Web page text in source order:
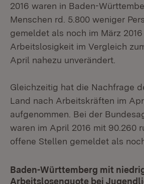
2016 waren in Baden-
Menschen rd. 5.800 weniger
gemeldet als noch im März
Arbeitslosigkeit im Vergleich
April nahezu unverändert.
Gleichzeitig hat die Nachfrage
Land nach Arbeitskräften im
aufgenommen. Bei der
waren im April 2016 mit 90.260
offene Stellen gemeldet als
Baden-Württemberg mit
Arbeitslosenquote bei